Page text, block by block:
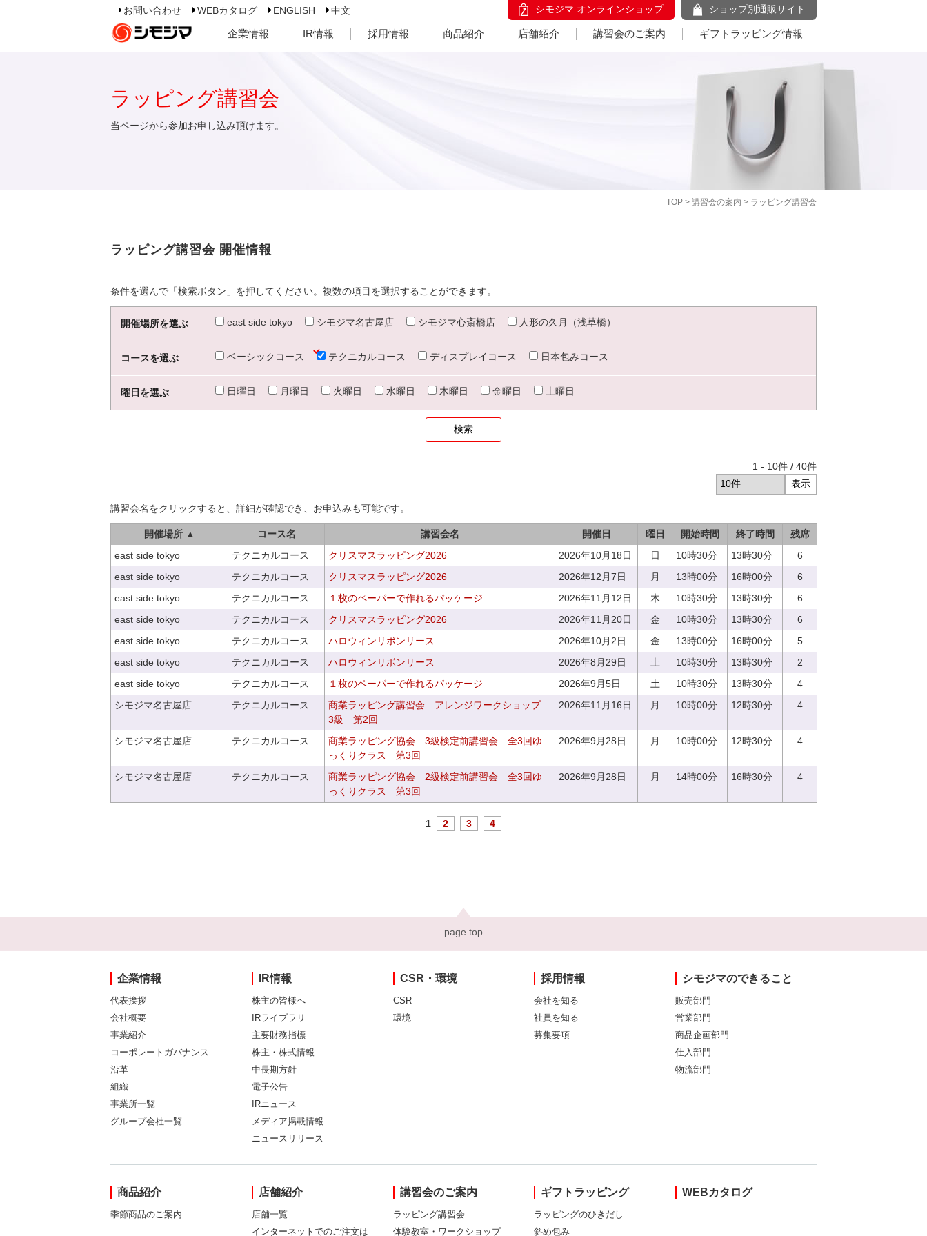
お問い合わせ WEBカタログ ENGLISH 中文 シモジマ オンラインショップ ショップ別通販サイト
企業情報 IR情報 採用情報 商品紹介 店舗紹介 講習会のご案内 ギフトラッピング情報
TOP > 講習会の案内 > ラッピング講習会
ラッピング講習会
当ページから参加お申し込み頂けます。
ラッピング講習会 開催情報
条件を選んで「検索ボタン」を押してください。複数の項目を選択することができます。
開催場所を選ぶ east side tokyo シモジマ名古屋店 シモジマ心斎橋店 人形の久月（浅草橋）
コースを選ぶ ベーシックコース テクニカルコース ディスプレイコース 日本包みコース
曜日を選ぶ 日曜日 月曜日 火曜日 水曜日 木曜日 金曜日 土曜日
1 - 10件 / 40件
講習会名をクリックすると、詳細が確認でき、お申込みも可能です。
開催場所 ▲ コース名 講習会名 開催日 曜日 開始時間 終了時間
残席
east side tokyo
テクニカルコース クリスマスラッピング2026 2026年10月18日 日 10時30分 13時30分
6
east side tokyo
テクニカルコース クリスマスラッピング2026 2026年12月7日 月 13時00分 16時00分
6
east side tokyo
テクニカルコース １枚のペーパーで作れるパッケージ 2026年11月12日 木 10時30分 13時30分
6
east side tokyo
テクニカルコース クリスマスラッピング2026 2026年11月20日 金 10時30分 13時30分
6
east side tokyo
テクニカルコース ハロウィンリボンリース 2026年10月2日 金 13時00分 16時00分
5
east side tokyo
テクニカルコース ハロウィンリボンリース 2026年8月29日 土 10時30分 13時30分
2
east side tokyo
テクニカルコース １枚のペーパーで作れるパッケージ 2026年9月5日 土 10時30分 13時30分
4
シモジマ名古屋店
テクニカルコース
商業ラッピング講習会 アレンジワークショップ
3級 第2回
2026年11月16日 月 10時00分 12時30分 4
シモジマ名古屋店 テクニカルコース
商業ラッピング協会 3級検定前講習会 全3回ゆ
っくりクラス 第3回
2026年9月28日 月 10時00分 12時30分 4
シモジマ名古屋店 テクニカルコース
商業ラッピング協会 2級検定前講習会 全3回ゆ
っくりクラス 第3回
2026年9月28日 月 14時00分 16時30分 4
1 2 3 4
page top
企業情報
代表挨拶
会社概要
事業紹介
コーポレートガバナンス
沿革
組織
事業所一覧
グループ会社一覧
IR情報
株主の皆様へ
IRライブラリ
主要財務指標
株主・株式情報
中長期方針
電子公告
IRニュース
メディア掲載情報
ニュースリリース
CSR・環境
CSR
環境
採用情報
会社を知る
社員を知る
募集要項
シモジマのできること
販売部門
営業部門
商品企画部門
仕入部門
物流部門
商品紹介
季節商品のご案内
店舗紹介
店舗一覧
インターネットでのご注文は
講習会のご案内
ラッピング講習会
体験教室・ワークショップ
ギフトラッピング
ラッピングのひきだし
斜め包み
WEBカタログ